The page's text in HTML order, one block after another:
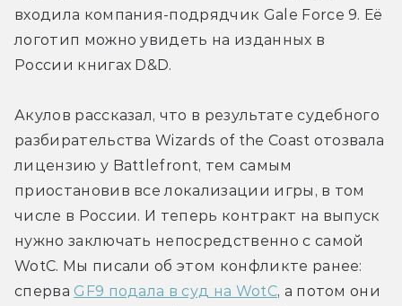
входила компания-подрядчик Gale Force 9. Её
логотип можно увидеть на изданных в
России книгах D&D.
Акулов рассказал, что в результате судебного
разбирательства Wizards of the Coast отозвала
лицензию у Battlefront, тем самым
приостановив все локализации игры, в том
числе в России. И теперь контракт на выпуск
нужно заключать непосредственно с самой
WotC. Мы писали об этом конфликте ранее:
сперва GF9 подала в суд на WotC